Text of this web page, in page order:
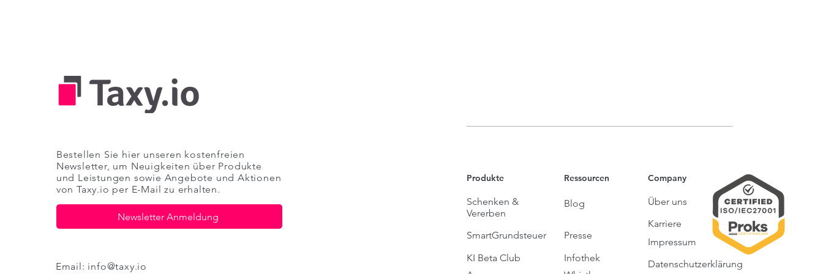
Bestellen Sie hier unseren kostenfreien
Newsletter, um Neuigkeiten über Produkte
und Leistungen sowie Angebote und Aktionen
vonTaxy.io per E-Mail zu erhalten.
Newsletter Anmeldung
Email: info@taxy.io
Produkte
Schenken &
Vererben
SmartGrundsteuer
KI Beta Club
Ressourcen
Blog
Presse
Infothek
Company
Über uns
Karriere
Impressum
Datenschutzerklärung